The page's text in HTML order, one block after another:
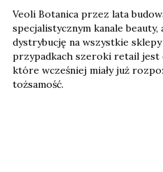
Veoli Botanica przez lata
specjalistycznym kanale beauty,
dystrybucję na wszystkie
przypadkach szeroki retail jest
które wcześniej miały już
tożsamość.